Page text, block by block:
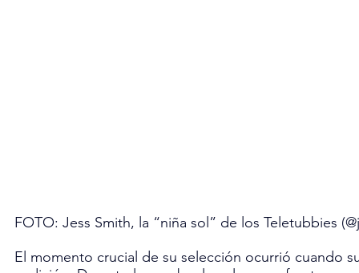
FOTO: Jess Smith, la “niña sol” de los Teletubbies
El momento crucial de su selección ocurrió cuando